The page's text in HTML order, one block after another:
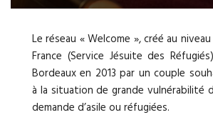
Le réseau « Welcome », créé au
France (Service Jésuite des
Bordeaux en 2013 par un couple
à la situation de grande vulnérabilité
demande d’asile ou réfugiées.